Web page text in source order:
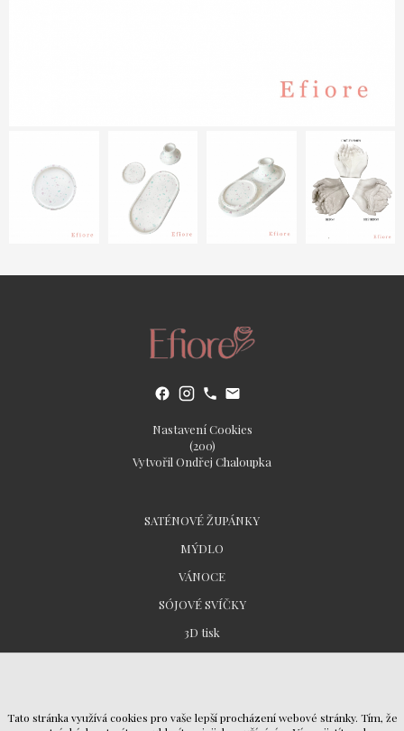
Nastavení Cookies
(200)
Vytvořil Ondřej Chaloupka
SATÉNOVÉ ŽUPÁNKY
MÝDLO
VÁNOCE
SÓJOVÉ SVÍČKY
3D tisk
Ochrana osobních údajů
Tato stránka využívá cookies pro vaše lepší procházení webové stránky. Tím, že